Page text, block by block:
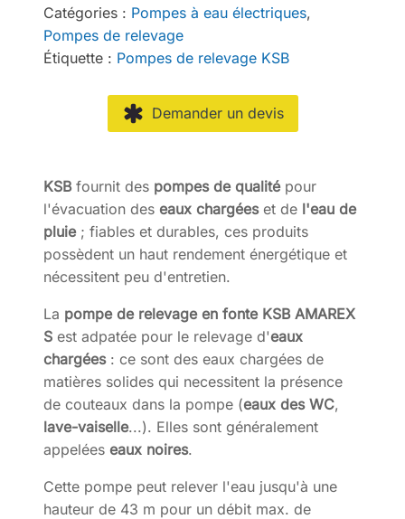
Catégories : Pompes à eau électriques,
Pompes de relevage
Étiquette : Pompes de relevage KSB
Demander un devis
KSBfournit des pompes de qualitépour
l'évacuation des eaux chargéeset de l'eau de
pluie; fiables et durables, ces produits
possèdent un haut rendement énergétique et
nécessitent peu d'entretien.
La pompe de relevage en fonte KSBAMAREX
S est adpatée pour le relevage d'eaux
chargées: ce sont des eaux chargées de
matières solides qui necessitent la présence
de couteaux dans la pompe (eaux des WC,
lave-vaiselle...). Elles sont généralement
appelées eaux noires.
Cette pompe peut relever l'eau jusqu'à une
hauteur de 43 m pour un débit max. de